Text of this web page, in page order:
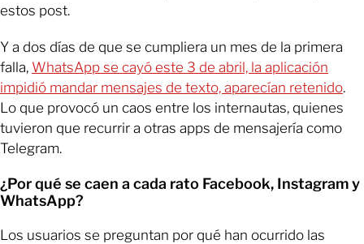
estos post.
Y a dos días de que se cumpliera un mes de la primera
falla, WhatsApp se cayó este 3 de abril, la aplicación
impidió mandar mensajes de texto, aparecían retenido.
Lo que provocó un caos entre los internautas, quienes
tuvieron que recurrir a otras apps de mensajería como
Telegram.
¿Por qué se caen a cada rato Facebook, Instagram y
WhatsApp?
Los usuarios se preguntan por qué han ocurrido las